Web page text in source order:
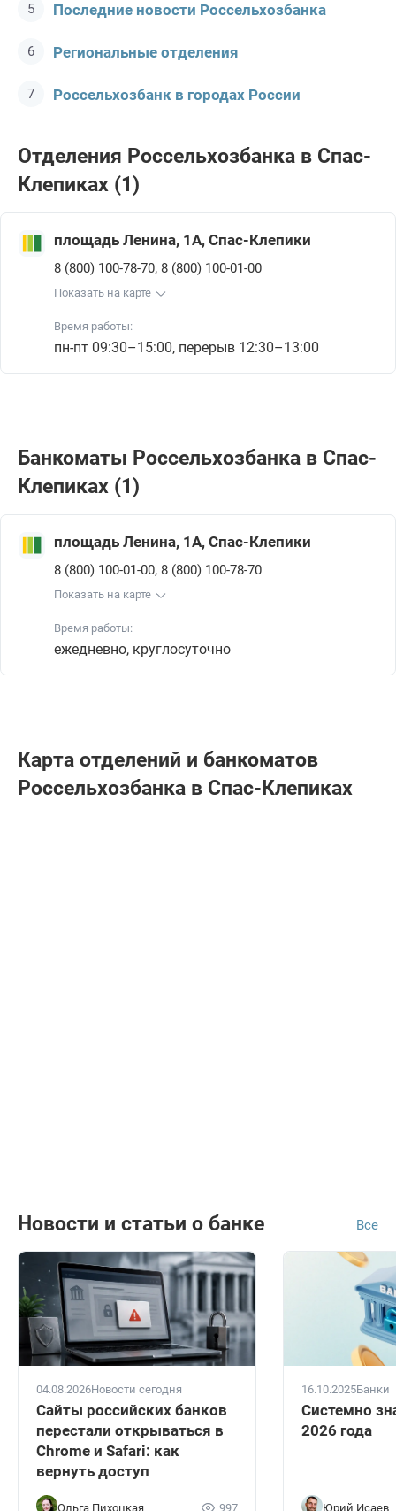
Последние новости Россельхозбанкa
Региональные отделения
Россельхозбанк в городах России
Отделения Россельхозбанкa в Спас-
Клепиках (1)
площадь Ленина, 1А, Спас-Клепики
8 (800) 100-78-70, 8 (800) 100-01-00
Показать на карте
Время работы:
пн-пт 09:30–15:00, перерыв 12:30–13:00
Банкоматы Россельхозбанкa в Спас-
Клепиках (1)
площадь Ленина, 1А, Спас-Клепики
8 (800) 100-01-00, 8 (800) 100-78-70
Показать на карте
Время работы:
ежедневно, круглосуточно
Карта отделений и банкоматов
Россельхозбанкa в Спас-Клепиках
Новости и статьи о банке Все
04.08.2026Новости сегодня
Сайты российских банков
перестали открываться в
Chrome и Safari: как
вернуть доступ
Ольга Пихоцкая 997
16.10.2025Банки
Системно
2026 года
Юрий Исаев